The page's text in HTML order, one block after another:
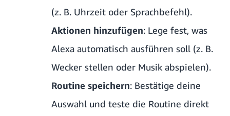
(z. B. Uhrzeit oder Sprachbefehl).
Aktionen hinzufügen: Lege fest, was
Alexa automatisch ausführen soll (z. B.
Wecker stellen oder Musik abspielen).
Routine speichern: Bestätige deine
Auswahl und teste die Routine direkt